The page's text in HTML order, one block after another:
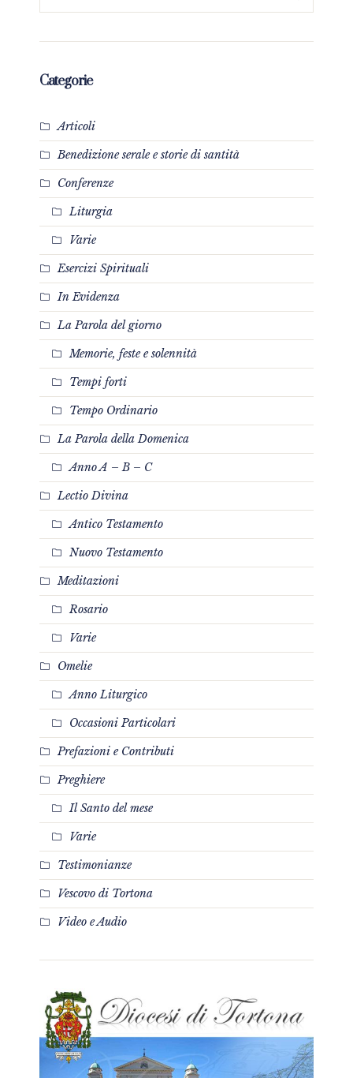
Categorie
Articoli
Benedizione serale e storie di santità
Conferenze
Liturgia
Varie
Esercizi Spirituali
In Evidenza
La Parola del giorno
Memorie, feste e solennità
Tempi forti
Tempo Ordinario
La Parola della Domenica
Anno A – B – C
Lectio Divina
Antico Testamento
Nuovo Testamento
Meditazioni
Rosario
Varie
Omelie
Anno Liturgico
Occasioni Particolari
Prefazioni e Contributi
Preghiere
Il Santo del mese
Varie
Testimonianze
Vescovo di Tortona
Video e Audio